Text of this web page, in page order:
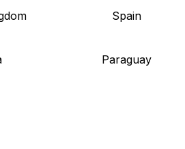
Spain
Paraguay